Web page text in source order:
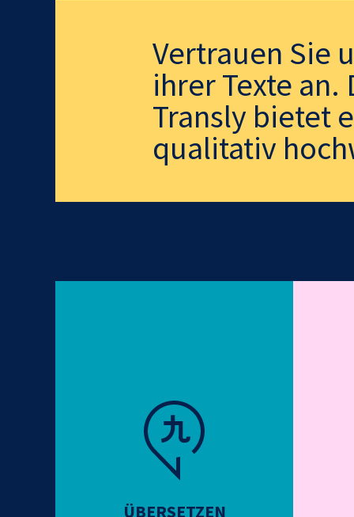
Vertrauen Sie
ihrer Texte an.
Transly bietet
qualitativ
ÜBERSETZEN